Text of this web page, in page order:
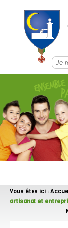
Vous êtes ici :
artisanat et